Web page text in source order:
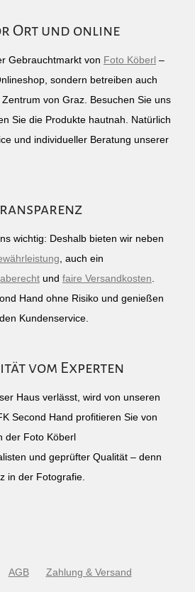
Ort und online
Gebrauchtmarkt von Foto Köberl –
sondern betreiben auch
von Graz. Besuchen Sie uns
Sie die Produkte hautnah. Natürlich
und individueller Beratung unserer
wichtig: Deshalb bieten wir neben
, auch ein
und faire Versandkosten
Hand ohne Risiko und genießen
Kundenservice.
vom Experten
Haus verlässt, wird von unseren
Second Hand profitieren Sie von
der Foto Köberl
und geprüfter Qualität – denn
in der Fotografie.
AGB Zahlung & Versand